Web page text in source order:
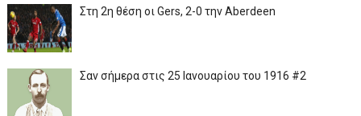
Στη 2η θέση οι Gers, 2-0 την Aberdeen
Σαν σήμερα στις 25 Ιανουαρίου του 1916 #2